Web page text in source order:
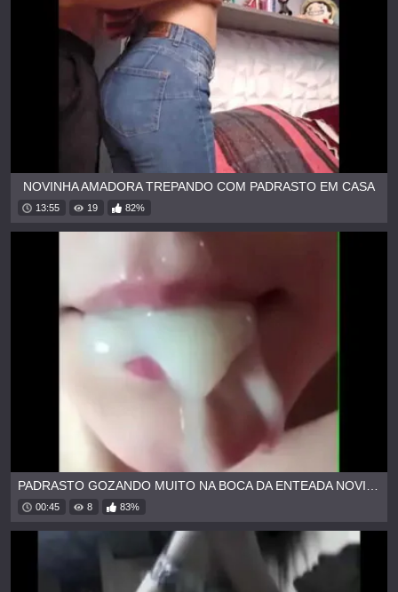
NOVINHA AMADORA TREPANDO COM PADRASTO EM CASA
13:55 19 82%
00:45 8 83%